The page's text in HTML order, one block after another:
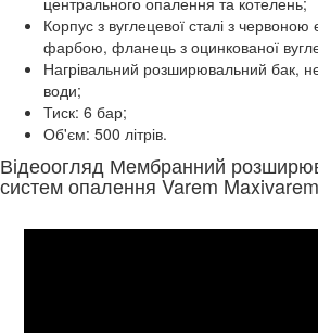
Корпус з вуглецевої сталі з
фарбою, фланець з оцинкованої
Нагрівальний розширювальний бак,
води;
Тиск: 6 бар;
Об'єм: 500 літрів.
Відеоогляд Мембранний
систем опалення Varem